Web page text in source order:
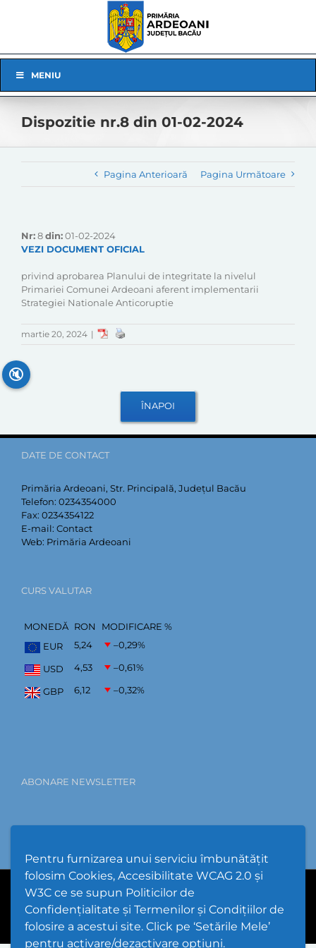
Pentru furnizarea unui serviciu îmbunătățit
folosim Cookies, Accesibilitate WCAG 2.0 și
W3C ce se supun Politicilor de
Confidențialitate și Termenilor și Condițiilor de
folosire a acestui site. Click pe ‘Setările Mele’
pentru activare/dezactivare opțiuni.
Navigation
MENIU
Dispozitie nr.8 din 01-02-2024
Pagina Anterioară Pagina Următoare
Nr:8din:01-02-2024
VEZI DOCUMENT OFICIAL
privind aprobarea Planului de integritate la nivelul
Primariei Comunei Ardeoani aferent implementarii
Strategiei Nationale Anticoruptie
martie 20, 2024 |
DATE DE CONTACT
Primăria Ardeoani, Str. Principală, Județul Bacău
Telefon: 0234354000
Fax: 0234354122
E-mail: Contact
Web: Primăria Ardeoani
CURS VALUTAR
MONEDĂ RON
MODIFICARE %
EUR
5,24 –0,29%
USD 4,53 –0,61%
GBP 6,12 –0,32%
ABONARE NEWSLETTER
Hartă Website
🔇